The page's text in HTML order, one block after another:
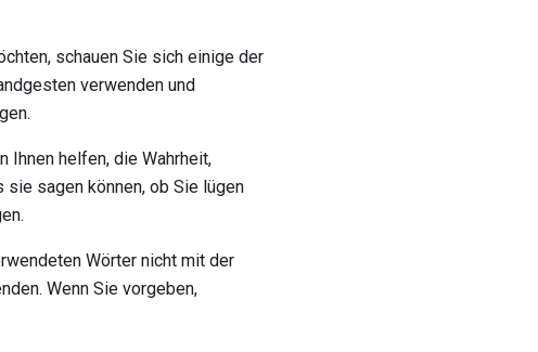
schauen Sie sich einige der
verwenden und
Ihnen helfen, die Wahrheit,
sagen können, ob Sie lügen
Wörter nicht mit der
Wenn Sie vorgeben,